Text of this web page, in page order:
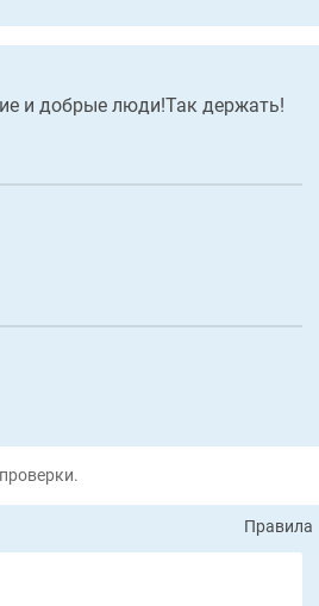
и добрые люди!Так держать!
Правила